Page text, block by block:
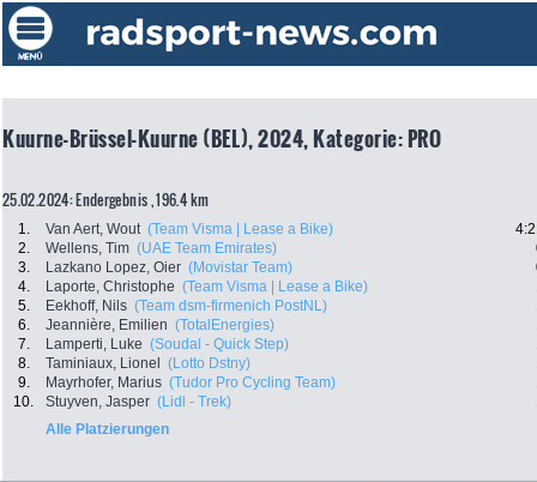
Kuurne-Brüssel-Kuurne (BEL), 2024, Kategorie: PRO
25.02.2024: Endergebnis , 196.4 km
1. Van Aert, Wout (Team Visma | Lease a Bike)
2.
Wellens, Tim (UAE Team Emirates)
3.
Lazkano Lopez, Oier (Movistar Team)
4.
Laporte, Christophe (Team Visma | Lease a Bike)
5.
Eekhoff, Nils (Team dsm-firmenich PostNL)
6.
Jeannière, Emilien (TotalEnergies)
7.
Lamperti, Luke (Soudal - Quick Step)
8.
Taminiaux, Lionel (Lotto Dstny)
9.
Mayrhofer, Marius (Tudor Pro Cycling Team)
10.
Stuyven, Jasper (Lidl - Trek)
Alle Platzierungen